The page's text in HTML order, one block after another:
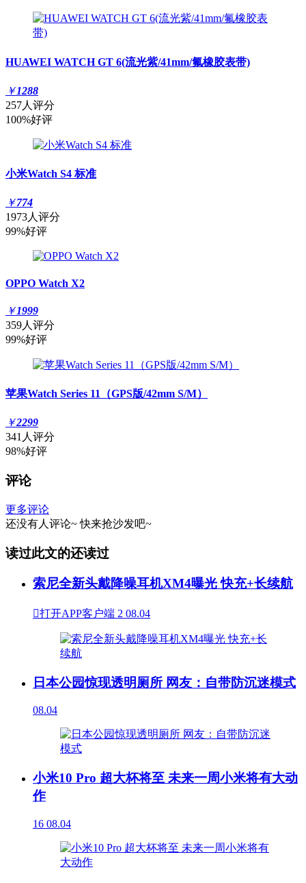
HUAWEI WATCH GT 6(流光紫/41mm/氟橡胶表带)
￥1288
257人评分
100%好评
小米Watch S4 标准
￥774
1973人评分
99%好评
OPPO Watch X2
￥1999
359人评分
99%好评
苹果Watch Series 11（GPS版/42mm S/M）
￥2299
341人评分
98%好评
评论
更多评论
还没有人评论~ 快来抢沙发吧~
读过此文的还读过
索尼全新头戴降噪耳机XM4曝光 快充+长续航
打开APP客户端 2 08.04
日本公园惊现透明厕所 网友：自带防沉迷模式
08.04
小米10 Pro 超大杯将至 未来一周小米将有大动
作
16 08.04